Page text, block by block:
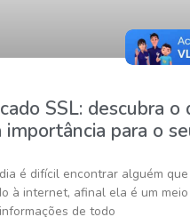
SSL: descubra o
importância para o
é difícil encontrar alguém
à internet, afinal ela é um
de todo